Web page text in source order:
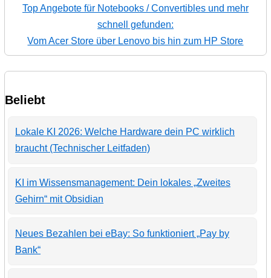
Top Angebote für Notebooks / Convertibles und mehr
schnell gefunden:
Vom Acer Store über Lenovo bis hin zum HP Store
Beliebt
Lokale KI 2026: Welche Hardware dein PC wirklich
braucht (Technischer Leitfaden)
KI im Wissensmanagement: Dein lokales „Zweites
Gehirn“ mit Obsidian
Neues Bezahlen bei eBay: So funktioniert „Pay by
Bank“